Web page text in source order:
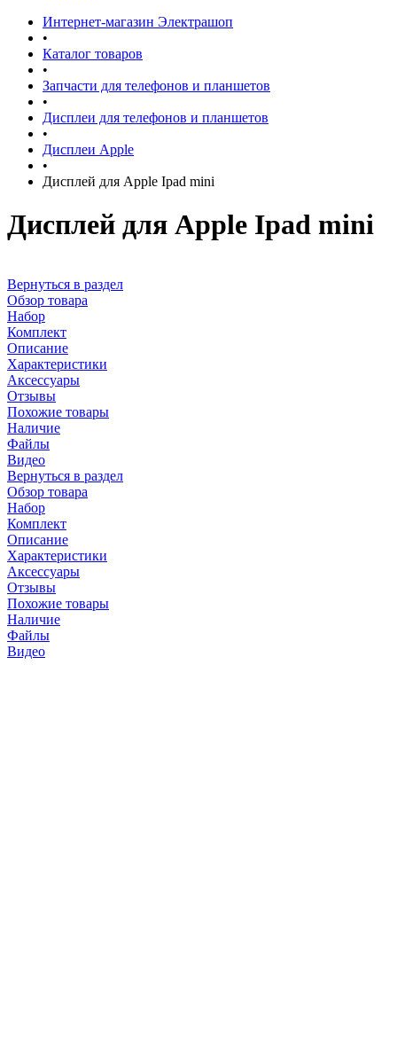
Интернет-магазин Электрашоп
•
Каталог товаров
•
Запчасти для телефонов и планшетов
•
Дисплеи для телефонов и планшетов
•
Дисплеи Apple
•
Дисплей для Apple Ipad mini
Дисплей для Apple Ipad mini
Вернуться в раздел
Обзор товара
Набор
Комплект
Описание
Характеристики
Аксессуары
Отзывы
Похожие товары
Наличие
Файлы
Видео
Вернуться в раздел
Обзор товара
Набор
Комплект
Описание
Характеристики
Аксессуары
Отзывы
Похожие товары
Наличие
Файлы
Видео